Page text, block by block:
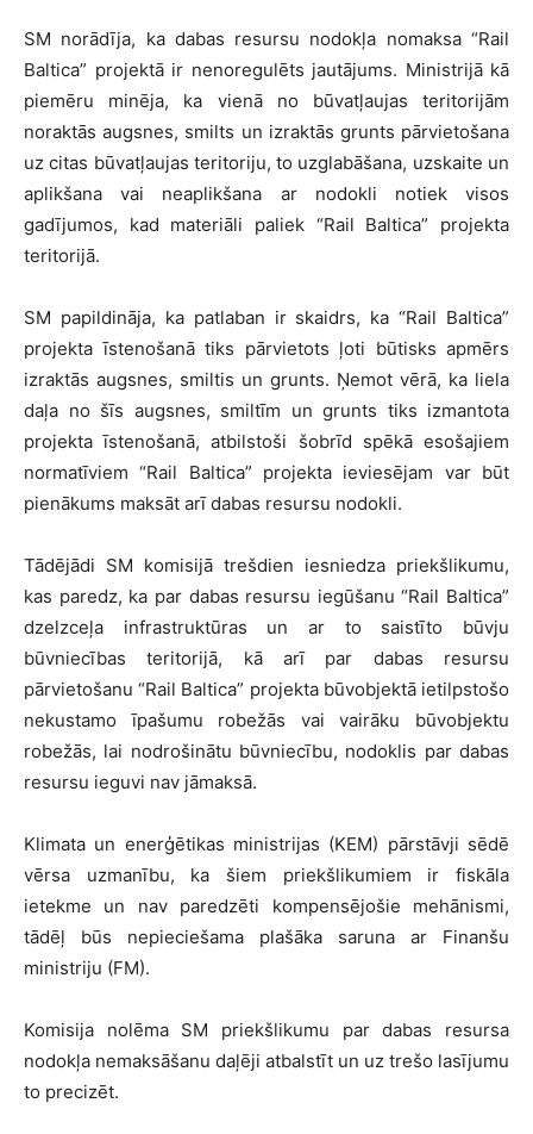
SM norādīja, ka dabas resursu nodokļa nomaksa “Rail
Baltica” projektā ir nenoregulēts jautājums. Ministrijā kā
piemēru minēja, ka vienā no būvatļaujas teritorijām
noraktās augsnes, smilts un izraktās grunts pārvietošana
uz citas būvatļaujas teritoriju, to uzglabāšana, uzskaite un
aplikšana vai neaplikšana ar nodokli notiek visos
gadījumos, kad materiāli paliek “Rail Baltica” projekta
teritorijā.
SM papildināja, ka patlaban ir skaidrs, ka “Rail Baltica”
projekta īstenošanā tiks pārvietots ļoti būtisks apmērs
izraktās augsnes, smiltis un grunts. Ņemot vērā, ka liela
daļa no šīs augsnes, smiltīm un grunts tiks izmantota
projekta īstenošanā, atbilstoši šobrīd spēkā esošajiem
normatīviem “Rail Baltica” projekta ieviesējam var būt
pienākums maksāt arī dabas resursu nodokli.
Tādējādi SM komisijā trešdien iesniedza priekšlikumu,
kas paredz, ka par dabas resursu iegūšanu “Rail Baltica”
dzelzceļa infrastruktūras un ar to saistīto būvju
būvniecības teritorijā, kā arī par dabas resursu
pārvietošanu “Rail Baltica” projekta būvobjektā ietilpstošo
nekustamo īpašumu robežās vai vairāku būvobjektu
robežās, lai nodrošinātu būvniecību, nodoklis par dabas
resursu ieguvi nav jāmaksā.
Klimata un enerģētikas ministrijas (KEM) pārstāvji sēdē
vērsa uzmanību, ka šiem priekšlikumiem ir fiskāla
ietekme un nav paredzēti kompensējošie mehānismi,
tādēļ būs nepieciešama plašāka saruna ar Finanšu
ministriju (FM).
Komisija nolēma SM priekšlikumu par dabas resursa
nodokļa nemaksāšanu daļēji atbalstīt un uz trešo lasījumu
to precizēt.